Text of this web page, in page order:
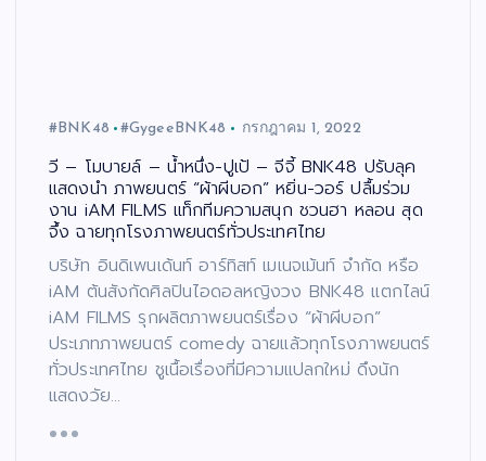
#BNK48 #GygeeBNK48 กรกฎาคม 1, 2022
วี – โมบายล์ – น้ำหนึ่ง-ปูเป้ – จีจี้ BNK48 ปรับลุค
แสดงนำ ภาพยนตร์ “ผ้าผีบอก” หยิ่น-วอร์ ปลื้มร่วม
งาน iAM FILMS แท็กทีมความสนุก ชวนฮา หลอน สุด
จึ้ง ฉายทุกโรงภาพยนตร์ทั่วประเทศไทย
บริษัท อินดิเพนเด้นท์ อาร์ทิสท์ เมเนจเม้นท์ จํากัด หรือ
iAM ต้นสังกัดศิลปินไอดอลหญิงวง BNK48 แตกไลน์
iAM FILMS รุกผลิตภาพยนตร์เรื่อง “ผ้าผีบอก”
ประเภทภาพยนตร์ comedy ฉายแล้วทุกโรงภาพยนตร์
ทั่วประเทศไทย ชูเนื้อเรื่องที่มีความแปลกใหม่ ดึงนัก
แสดงวัย…